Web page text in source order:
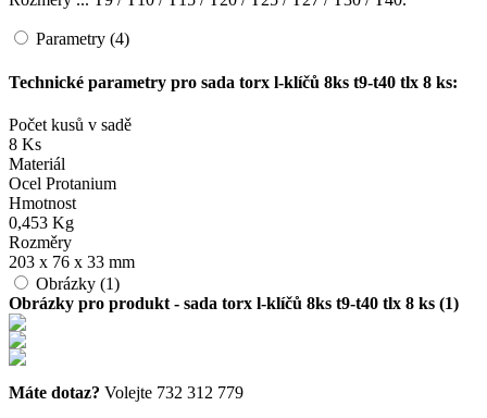
Parametry (4)
Technické parametry pro sada torx l-klíčů 8ks t9-t40 tlx 8 ks:
Počet kusů v sadě
8 Ks
Materiál
Ocel Protanium
Hmotnost
0,453 Kg
Rozměry
203 x 76 x 33 mm
Obrázky (1)
Obrázky pro produkt - sada torx l-klíčů 8ks t9-t40 tlx 8 ks (1)
Máte dotaz? Volejte 732 312 779